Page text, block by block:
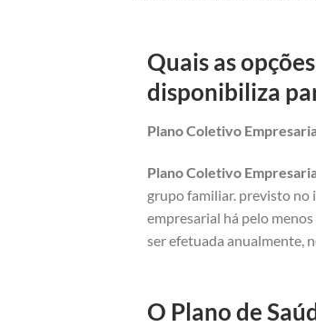
Quais as
disponibiliza
Plano Coletivo
Plano Coletivo
grupo familiar. previsto no
empresarial há pelo
ser efetuada anualmente,
O Plano de